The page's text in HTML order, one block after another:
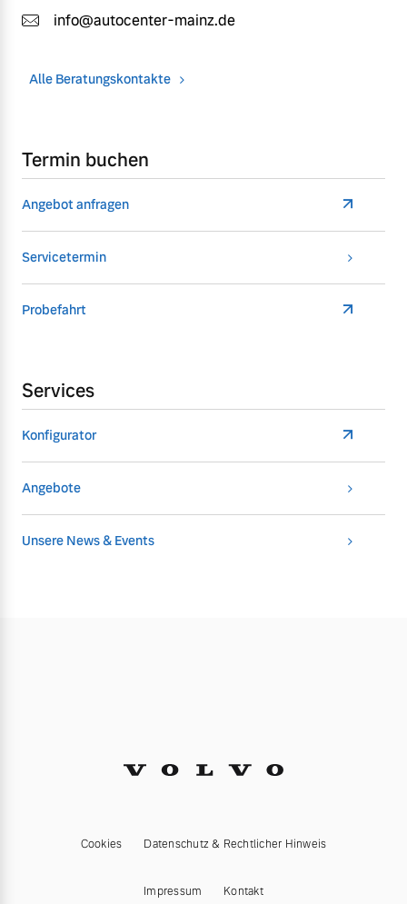
info@autocenter-mainz.de
Alle Beratungskontakte
Termin buchen
Angebot anfragen
Servicetermin
Probefahrt
Services
Konfigurator
Angebote
Unsere News & Events
Cookies Datenschutz & Rechtlicher Hinweis
Impressum Kontakt